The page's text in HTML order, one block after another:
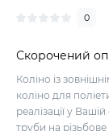
0
Скорочений
Коліно із
коліно для
реалізації у
труби на